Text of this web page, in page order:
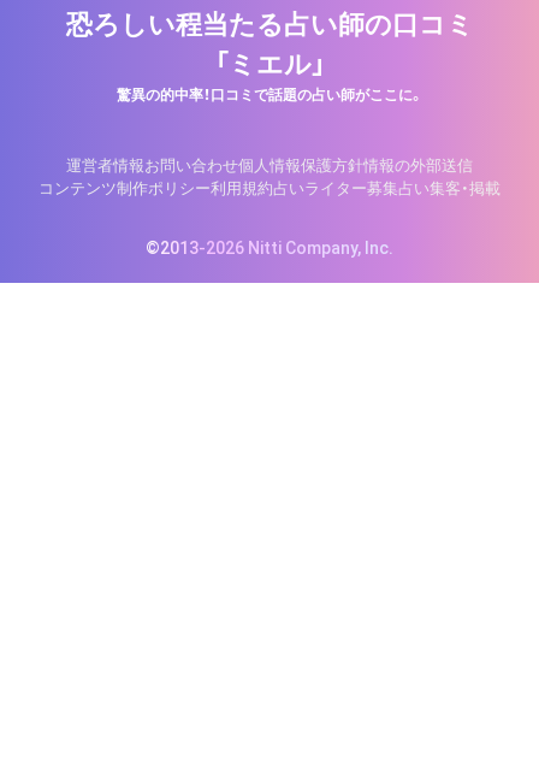
恐ろしい程当たる占い師の口コミ
「ミエル」
驚異の的中率！口コミで話題の占い師がここに。
運営者情報お問い合わせ個人情報保護方針情報の外部送信
コンテンツ制作ポリシー利用規約占いライター募集占い集客・掲載
©2013-2026 Nitti Company, Inc.